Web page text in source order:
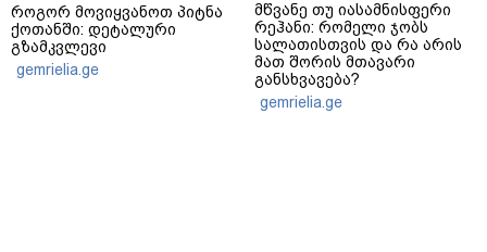
როგორ მოვიყვანოთ პიტნა
ქოთანში: დეტალური
გზამკვლევი
gemrielia.ge
მწვანე თუ იასამნისფერი
რეჰანი: რომელი ჯობს
სალათისთვის და რა არის
მათ შორის მთავარი
განსხვავება?
gemrielia.ge